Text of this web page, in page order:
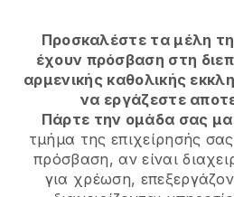
Προσκαλέστε τα μέλη
έχουν πρόσβαση στη
αρμενικής καθολικής
να εργάζεστε
Πάρτε την ομάδα σας
τμήμα της επιχείρησής
πρόσβαση, αν είναι
για χρέωση,